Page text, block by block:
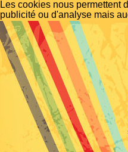
Les cookies nous permettent
publicité ou d'analyse mais